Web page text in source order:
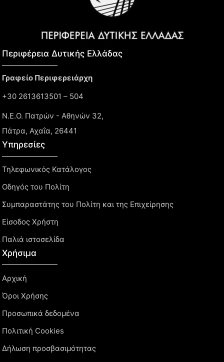
Περιφέρεια Δυτικής Ελλάδας​
Γραφείο Περιφερειάρχη
+30 2613613501 – 504
Ν.Ε.Ο. Πατρών - Αθηνών 32,
Πάτρα, Αχαΐα, 26441
Υπηρεσίες
Τηλεφωνικός Κατάλογος
Οδηγός του Πολίτη
Συμπαραστάτης του Πολίτη και της Επιχείρησης
Είσοδος Χρήστη
Παλιά ιστοσελίδα
Χρήσιμα
Αρχική
Όροι Χρήσης
Προσωπικά δεδομένα
Πολιτική Cookies
Δήλωση προσβασιμότητας